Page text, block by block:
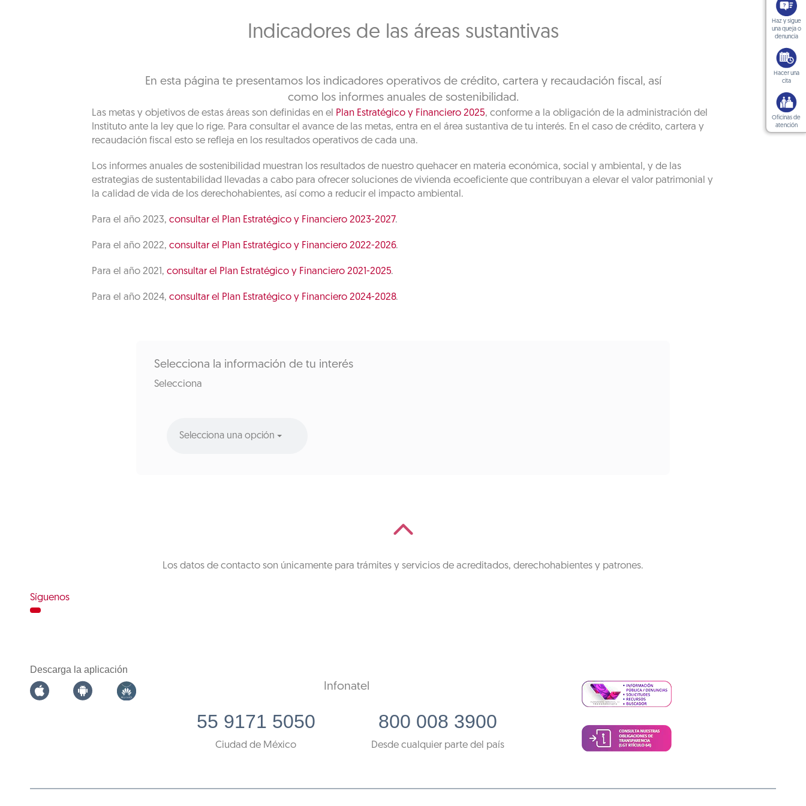
Indicadores de las áreas sustantivas
En esta página te presentamos los indicadores operativos de crédito, cartera y recaudación fiscal, así
como los informes anuales de sostenibilidad.
Las metas y objetivos de estas áreas son definidas en el Plan Estratégico y Financiero 2025, conforme a la obligación de la administración del
Instituto ante la ley que lo rige. Para consultar el avance de las metas, entra en el área sustantiva de tu interés. En el caso de crédito, cartera y
recaudación fiscal esto se refleja en los resultados operativos de cada una.
Los informes anuales de sostenibilidad muestran los resultados de nuestro quehacer en materia económica, social y ambiental, y de las
estrategias de sustentabilidad llevadas a cabo para ofrecer soluciones de vivienda ecoeficiente que contribuyan a elevar el valor patrimonial y
la calidad de vida de los derechohabientes, así como a reducir el impacto ambiental.
Para el año 2023, consultar el Plan Estratégico y Financiero 2023-2027.
Para el año 2022, consultar el Plan Estratégico y Financiero 2022-2026.
Para el año 2021, consultar el Plan Estratégico y Financiero 2021-2025.
Para el año 2024, consultar el Plan Estratégico y Financiero 2024-2028.
Selecciona la información de tu interés
Selecciona
Selecciona una opción
Los datos de contacto son únicamente para trámites y servicios de acreditados, derechohabientes y patrones.
Síguenos
Descarga la aplicación
Infonatel
55 9171 5050
Ciudad de México
800 008 3900
Desde cualquier parte del país
Haz y sigue
una queja o
denuncia
Hacer una
cita
Oficinas de
atención